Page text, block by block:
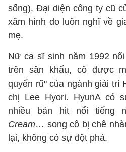
sống). Đại diện công ty cũ
xăm hình do luôn nghĩ về
mẹ.
Nữ ca sĩ sinh năm 1992
trên sân khấu, cô được
quyến rũ" của ngành giải trí
chị Lee Hyori. HyunA có
nhiều bản hit nổi tiếng
Cream… song cô bị chê
lại, không có sự đột phá.